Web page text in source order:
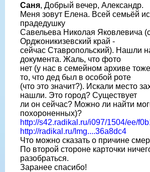
Саня, Добрый вечер, Александр.
Меня зовут Елена. Всей семьёй
прадедушку
Савельева Николая Яковлевича
Орджоникизевский край -
сейчас Ставропольский). Нашли
документа. Жаль, что фото
нет (у нас в семейном архиве
то, что дед был в особой роте
(что это значит?). Искали место
нашли. Это город? Существует
ли он сейчас? Можно ли найти
похороненных)?
http://s42.radikal.ru/i097/1504/ee/
http://radikal.ru/Img....36a8dc4
Что можно сказать о причине
По второй стороне карточки
разобраться.
Заранее спасибо!